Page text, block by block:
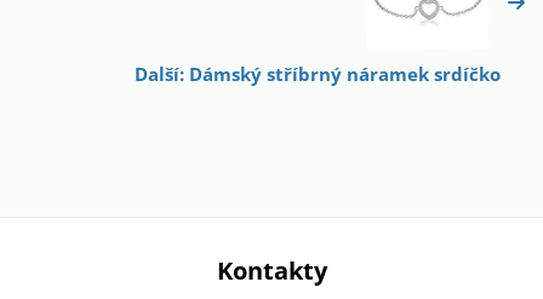
Další: Dámský stříbrný náramek srdíčko
Kontakty